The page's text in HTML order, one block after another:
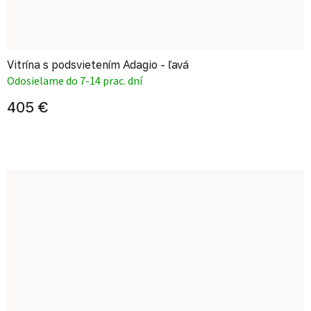
Vitrína s podsvietením Adagio - ľavá
Odosielame do 7-14 prac. dní
405 €